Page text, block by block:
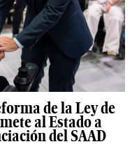
de la Ley de
al Estado a
del SAAD